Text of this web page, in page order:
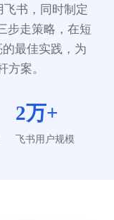
书，同时制定
步走策略，在短
最佳实践，为
方案。
2万+
飞书用户规模